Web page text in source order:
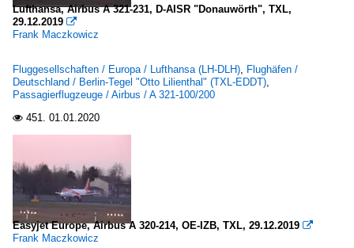
Lufthansa, Airbus A 321-231, D-AISR "Donauwörth", TXL,
29.12.2019 
Frank Maczkowicz
Fluggesellschaften / Europa / Lufthansa (LH-DLH), Flughäfen /
Deutschland / Berlin-Tegel "Otto Lilienthal" (TXL-EDDT),
Passagierflugzeuge / Airbus / A 321-100/200
 451. 01.01.2020
Easyjet Europe, Airbus A 320-214, OE-IZB, TXL, 29.12.2019 
Frank Maczkowicz